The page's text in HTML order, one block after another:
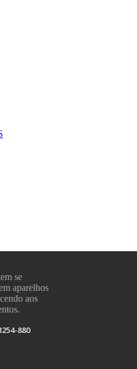
se
aparelhos
aos
880